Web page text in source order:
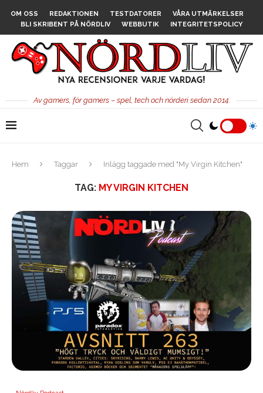
OM OSS REDAKTIONEN TESTDATORER
VÅRA UTMÄRKELSER
BLI SKRIBENT PÅ NÖRDLIV
WEBBUTIK INTEGRITETSPOLICY
Av gamers, för gamers – spel, tech och nörderi sedan 2014.
Hem Taggar Inlägg taggade med "My Virgin Kitchen"
TAG: MY VIRGIN KITCHEN